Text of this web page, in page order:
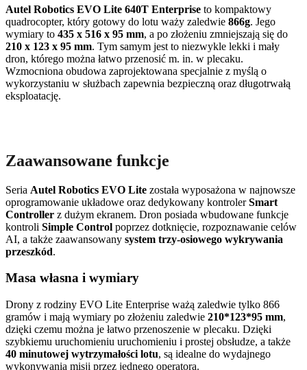
Autel Robotics EVO Lite 640T Enterprise to kompaktowy
quadrocopter, który gotowy do lotu waży zaledwie 866g. Jego
wymiary to 435 x 516 x 95 mm, a po złożeniu zmniejszają się do
210 x 123 x 95 mm. Tym samym jest to niezwykle lekki i mały
dron, którego można łatwo przenosić m. in. w plecaku.
Wzmocniona obudowa zaprojektowana specjalnie z myślą o
wykorzystaniu w służbach zapewnia bezpieczną oraz długotrwałą
eksploatację.
Zaawansowane funkcje
Seria Autel Robotics EVO Lite została wyposażona w najnowsze
oprogramowanie układowe oraz dedykowany kontrolerSmart
Controller z dużym ekranem. Dron posiada wbudowane funkcje
kontroli Simple Control poprzez dotknięcie, rozpoznawanie celów
AI, a także zaawansowany system trzy-osiowego wykrywania
przeszkód.
Masa własna i wymiary
Drony z rodziny EVO Lite Enterprise ważą zaledwie tylko 866
gramów i mają wymiary po złożeniu zaledwie 210*123*95 mm,
dzięki czemu można je łatwo przenoszenie w plecaku. Dzięki
szybkiemu uruchomieniu uruchomieniu i prostej obsłudze, a także
40 minutowej wytrzymałości lotu, są idealne do wydajnego
wykonywania misji przez jednego operatora.